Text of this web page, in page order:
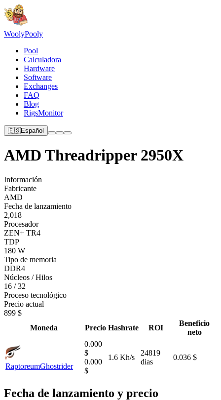
WoolyPooly
Pool
Calculadora
Hardware
Software
Exchanges
FAQ
Blog
RigsMonitor
🇪🇸Español
AMD Threadripper 2950X
Información
Fabricante
AMD
Fecha de lanzamiento
2,018
Procesador
ZEN+ TR4
TDP
180 W
Tipo de memoria
DDR4
Núcleos / Hilos
16 / 32
Proceso tecnológico
Precio actual
899 $
Moneda
Precio Hashrate ROI
Beneficio
neto
RaptoreumGhostrider
0.000
$
0.000
$
1.6 Kh/s
24819
dias
0.036 $
Fecha de lanzamiento y precio